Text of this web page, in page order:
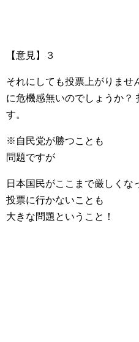
【意見】３
それにしても投票上がりませ
に危機感無いのでしょうか？
す。
※自民党が勝つことも
問題ですが
日本国民がここまで厳しくな
投票に行かないことも
大きな問題ということ！